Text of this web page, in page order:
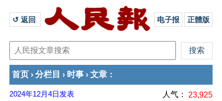
↺ 返回 电子报 正體版
首页 › 分栏目 › 时事 › 文章 ：
2024年12月4日 发表 人气： 23,925